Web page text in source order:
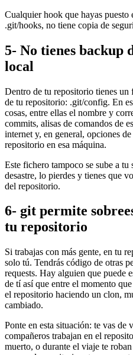
Cualquier hook que hayas puesto
.git/hooks, no tiene copia de
5- No tienes backup
local
Dentro de tu repositorio tienes
de tu repositorio: .git/config. En
cosas, entre ellas el nombre y
commits, alisas de comandos de
internet y, en general, opciones
repositorio en esa máquina.
Este fichero tampoco se sube a
desastre, lo pierdes y tienes que
del repositorio.
6- git permite
tu repositorio
Si trabajas con más gente, en tu
solo tú. Tendrás código de otras
requests. Hay alguien que puede
de tí así que entre el momento
el repositorio haciendo un clon,
cambiado.
Ponte en esta situación: te vas de
compañeros trabajan en el
muerto, o durante el viaje te